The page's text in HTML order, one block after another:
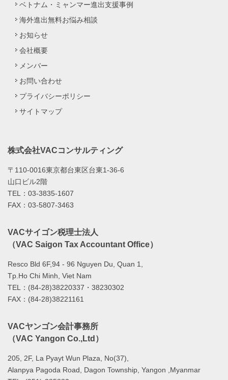
ベトナム・ミャンマー進出支援事例
海外進出無料お悩み相談
お知らせ
会社概要
メンバー
お問い合わせ
プライバシーポリシー
サイトマップ
株式会社VACコンサルティング
〒110-0016東京都台東区台東1-36-6
山口ビル2階
TEL：03-3835-1607
FAX：03-5807-3463
VACサイゴン税理士法人
（VAC Saigon Tax Accountant Office）
Resco Bld 6F,94 - 96 Nguyen Du, Quan 1,
Tp.Ho Chi Minh, Viet Nam
TEL：(84-28)38220337・38230302
FAX：(84-28)38221161
VACヤンゴン会計事務所
（VAC Yangon Co.,Ltd）
205, 2F, La Pyayt Wun Plaza, No(37),
Alanpya Pagoda Road, Dagon Township, Yangon ,Myanmar